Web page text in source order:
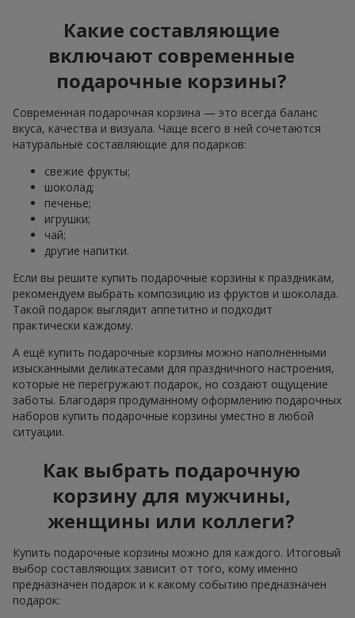
Какие составляющие
включают современные
подарочные корзины?
Современная подарочная корзина — это всегда баланс
вкуса, качества и визуала. Чаще всего в ней сочетаются
натуральные составляющие для подарков:
свежие фрукты;
шоколад;
печенье;
игрушки;
чай;
другие напитки.
Если вы решите купить подарочные корзины к праздникам,
рекомендуем выбрать композицию из фруктов и шоколада.
Такой подарок выглядит аппетитно и подходит
практически каждому.
А ещё купить подарочные корзины можно наполненными
изысканными деликатесами для праздничного настроения,
которые не перегружают подарок, но создают ощущение
заботы. Благодаря продуманному оформлению подарочных
наборов купить подарочные корзины уместно в любой
ситуации.
Как выбрать подарочную
корзину для мужчины,
женщины или коллеги?
Купить подарочные корзины можно для каждого. Итоговый
выбор составляющих зависит от того, кому именно
предназначен подарок и к какому событию предназначен
подарок: